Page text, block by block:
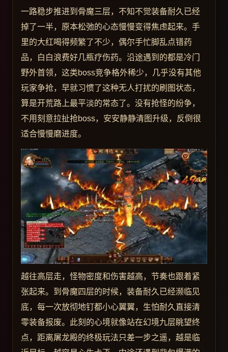
一路稳步推进到骨魔三层，不知不觉装备耐久已经
掉了一半，原本松弛的心态慢慢变得焦虑起来。手
里的大红喝得频繁了不少，偶尔手忙脚乱点错药
品，白白浪费好几瓶疗伤药。沿途遇到的都是冷门
野外首领，这类boss竞争格外稀少，几乎没有其他
玩家争抢，早就习惯了这种无人打扰的刷图状态，
算是开荒路上最平淡的常态了。没有抢怪的纷争，
不用刻意拉扯抢boss，安安静静清图升级，反倒很
适合慢慢磨进度。
越往高层走，怪物密度和伤害越高，节奏也跟着紧
张起来。到骨魔四层的时候，装备耐久已经濒临见
底，每一次放彻地钉都小心翼翼，生怕耐久直接清
零装备报废。此刻的心境就像站在幻境九层眺望终
点，距离屠龙殿的终极玩法只差一步之遥，越是临